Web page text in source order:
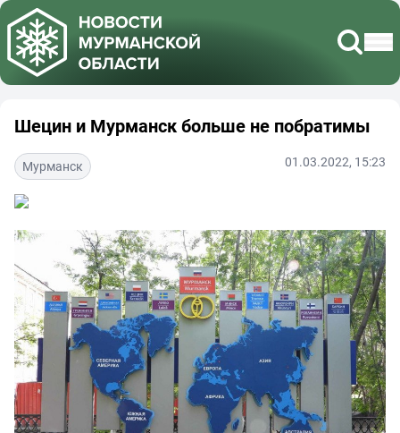
Шецин и Мурманск больше не побратимы
Мурманск 01.03.2022, 15:23